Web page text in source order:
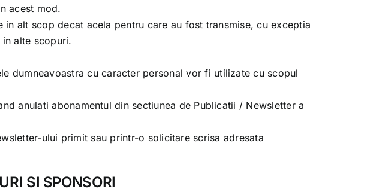
acest mod.
alt scop decat acela pentru care au fost transmise, cu exceptia
alte scopuri.
dumneavoastra cu caracter personal vor fi utilizate cu scopul
anulati abonamentul din sectiunea de Publicatii / Newsletter a
ului primit sau printr-o solicitare scrisa adresata
SI SPONSORI